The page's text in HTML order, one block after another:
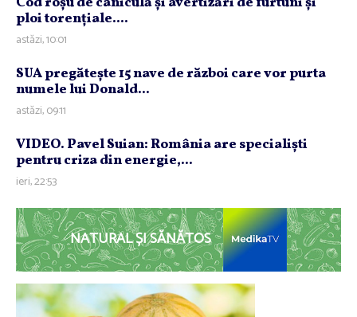
ploi torenţiale....
astăzi, 10:01
SUA pregăteşte 15 nave de război care vor purta
numele lui Donald...
astăzi, 09:11
VIDEO. Pavel Suian: România are specialişti
pentru criza din energie,...
ieri, 22:53
NATURAL ȘI SĂNĂTOS